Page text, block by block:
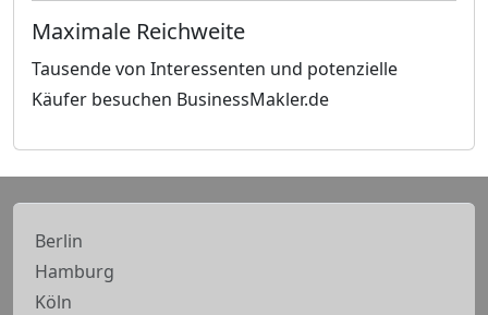
Maximale Reichweite
Tausende von Interessenten und potenzielle
Käufer besuchen BusinessMakler.de
Berlin
Hamburg
Köln